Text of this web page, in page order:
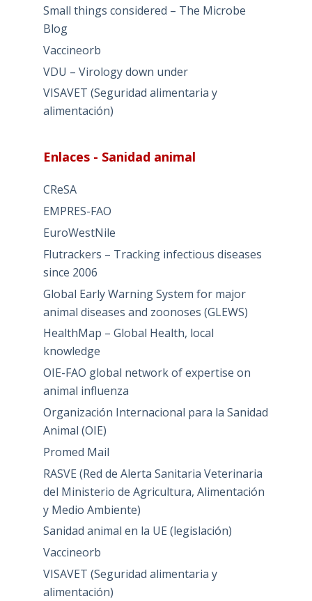
Small things considered – The Microbe
Blog
Vaccineorb
VDU – Virology down under
VISAVET (Seguridad alimentaria y
alimentación)
Enlaces - Sanidad animal
CReSA
EMPRES-FAO
EuroWestNile
Flutrackers – Tracking infectious diseases
since 2006
Global Early Warning System for major
animal diseases and zoonoses (GLEWS)
HealthMap – Global Health, local
knowledge
OIE-FAO global network of expertise on
animal influenza
Organización Internacional para la Sanidad
Animal (OIE)
Promed Mail
RASVE (Red de Alerta Sanitaria Veterinaria
del Ministerio de Agricultura, Alimentación
y Medio Ambiente)
Sanidad animal en la UE (legislación)
Vaccineorb
VISAVET (Seguridad alimentaria y
alimentación)